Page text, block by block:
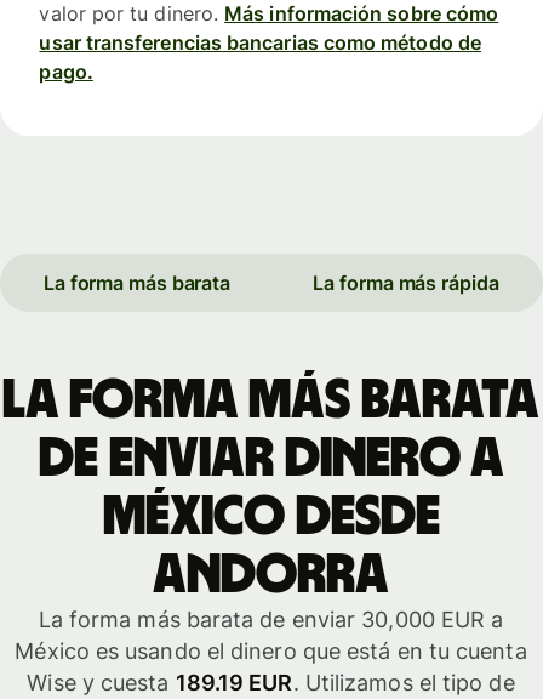
valor por tu dinero. Más información sobre cómo
usar transferencias bancarias como método de
pago.
La forma más barata La forma más rápida
La forma más barata
de enviar dinero a
México desde
Andorra
La forma más barata de enviar 30,000 EUR a
México es usando el dinero que está en tu cuenta
Wise y cuesta 189.19 EUR. Utilizamos el tipo de